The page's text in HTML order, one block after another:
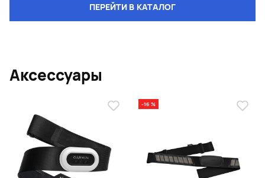
ПЕРЕЙТИ В КАТАЛОГ
Аксессуары
-16 %